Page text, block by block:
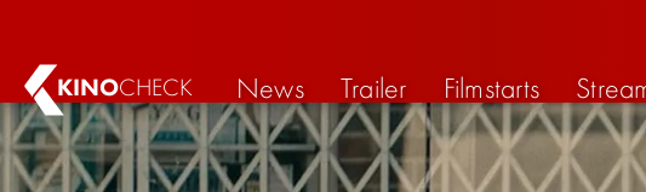
KINOCHECK News Trailer Filmstarts